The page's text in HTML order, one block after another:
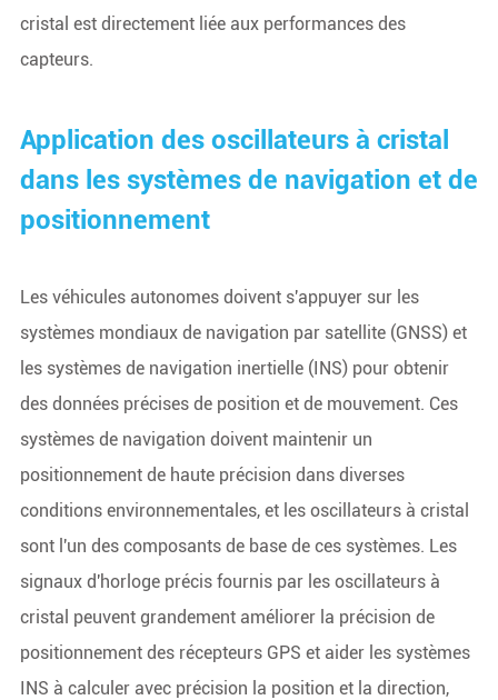
cristal est directement liée aux performances des
capteurs.
Application des oscillateurs à cristal
dans les systèmes de navigation et de
positionnement
Les véhicules autonomes doivent s'appuyer sur les
systèmes mondiaux de navigation par satellite (GNSS) et
les systèmes de navigation inertielle (INS) pour obtenir
des données précises de position et de mouvement. Ces
systèmes de navigation doivent maintenir un
positionnement de haute précision dans diverses
conditions environnementales, et les oscillateurs à cristal
sont l'un des composants de base de ces systèmes. Les
signaux d'horloge précis fournis par les oscillateurs à
cristal peuvent grandement améliorer la précision de
positionnement des récepteurs GPS et aider les systèmes
INS à calculer avec précision la position et la direction,